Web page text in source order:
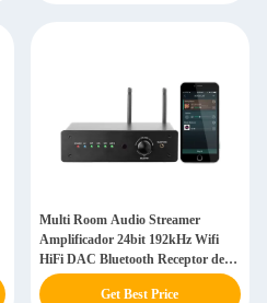
Multi Room Audio Streamer
Amplificador 24bit 192kHz Wifi
HiFi DAC Bluetooth Receptor de
áudio estéreo
Get Best Price